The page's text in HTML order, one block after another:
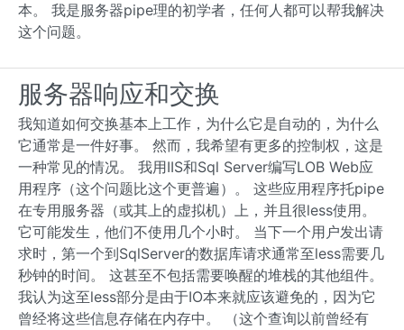
本。 我是服务器pipe理的初学者，任何人都可以帮我解决
这个问题。
服务器响应和交换
我知道如何交换基本上工作，为什么它是自动的，为什么
它通常是一件好事。 然而，我希望有更多的控制权，这是
一种常见的情况。 我用IIS和Sql Server编写LOB Web应
用程序（这个问题比这个更普遍）。 这些应用程序托pipe
在专用服务器（或其上的虚拟机）上，并且很less使用。
它可能发生，他们不使用几个小时。 当下一个用户发出请
求时，第一个到SqlServer的数据库请求通常至less需要几
秒钟的时间。 这甚至不包括需要唤醒的堆栈的其他组件。
我认为这至less部分是由于IO本来就应该避免的，因为它
曾经将这些信息存储在内存中。 （这个查询以前曾经有